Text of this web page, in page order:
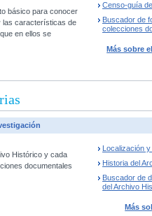
básico para conocer
las características de
en ellos se
Censo-guía
Buscador de
colecciones
Más sobre
Histórico y cada
documentales
Localización
Historia del
Buscador de
del Archivo
Más